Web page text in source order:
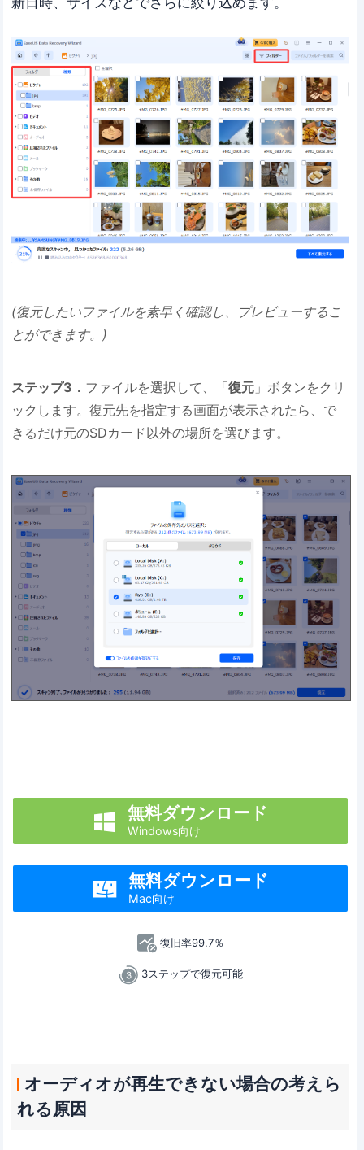
(復元したいファイルを素早く確認し、プレビューするこ
とができます。)
ステップ3． ファイルを選択して、「復元 」ボタンをクリ
ックします。復元先を指定する画面が表示されたら、で
きるだけ元のSDカード以外の場所を選びます。
 無料ダウンロード
Windows向け
 無料ダウンロード
Mac向け
復旧率99.7％
3ステップで復元可能
オーディオが再生できない場合の考えら
れる原因